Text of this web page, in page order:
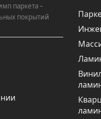
паркета –
покрытий